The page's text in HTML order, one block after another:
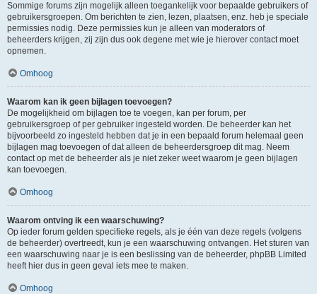
Sommige forums zijn mogelijk alleen toegankelijk voor bepaalde gebruikers of
gebruikersgroepen. Om berichten te zien, lezen, plaatsen, enz. heb je speciale
permissies nodig. Deze permissies kun je alleen van moderators of
beheerders krijgen, zij zijn dus ook degene met wie je hierover contact moet
opnemen.
Omhoog
Waarom kan ik geen bijlagen toevoegen?
De mogelijkheid om bijlagen toe te voegen, kan per forum, per
gebruikersgroep of per gebruiker ingesteld worden. De beheerder kan het
bijvoorbeeld zo ingesteld hebben dat je in een bepaald forum helemaal geen
bijlagen mag toevoegen of dat alleen de beheerdersgroep dit mag. Neem
contact op met de beheerder als je niet zeker weet waarom je geen bijlagen
kan toevoegen.
Omhoog
Waarom ontving ik een waarschuwing?
Op ieder forum gelden specifieke regels, als je één van deze regels (volgens
de beheerder) overtreedt, kun je een waarschuwing ontvangen. Het sturen van
een waarschuwing naar je is een beslissing van de beheerder, phpBB Limited
heeft hier dus in geen geval iets mee te maken.
Omhoog